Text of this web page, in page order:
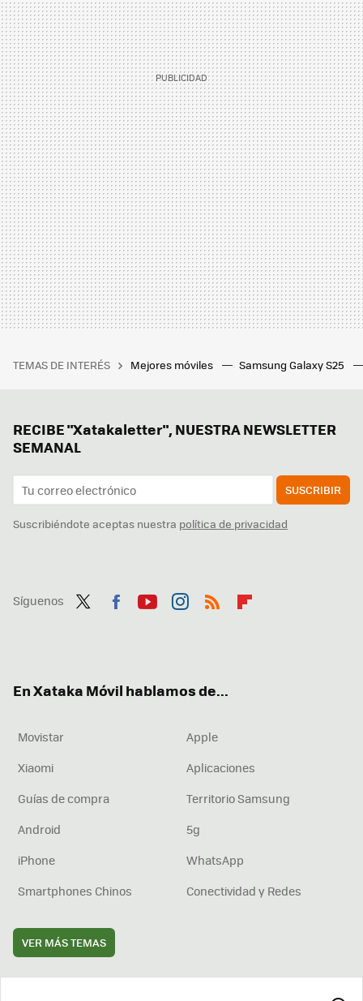
TEMAS DE INTERÉS Mejores móviles Samsung Galaxy S25
RECIBE "Xatakaletter", NUESTRA NEWSLETTER
SEMANAL
SUSCRIBIR
Suscribiéndote aceptas nuestra política de privacidad
Síguenos
En Xataka Móvil hablamos de...
Movistar
Apple
Xiaomi
Aplicaciones
Guías de compra
Territorio Samsung
Android
5g
iPhone
WhatsApp
Smartphones Chinos
Conectividad y Redes
VER MÁS TEMAS